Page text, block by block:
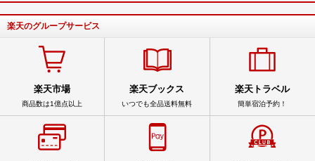
楽天のグループサービス
楽天市場
商品数は1億点以上
楽天ブックス
いつでも全品送料無料
楽天トラベル
簡単宿泊予約！